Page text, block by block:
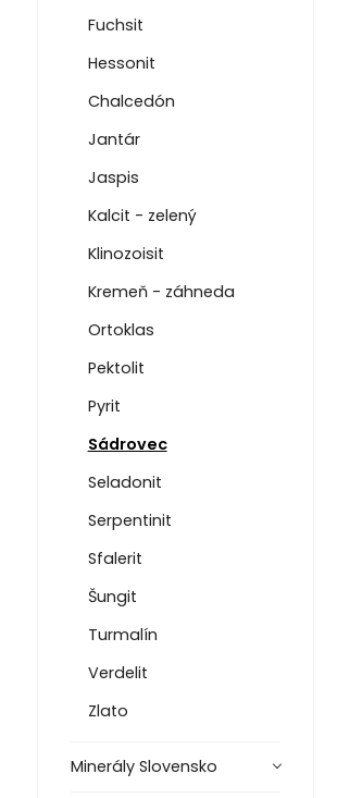
Fuchsit
Hessonit
Chalcedón
Jantár
Jaspis
Kalcit - zelený
Klinozoisit
Kremeň - záhneda
Ortoklas
Pektolit
Pyrit
Sádrovec
Seladonit
Serpentinit
Sfalerit
Šungit
Turmalín
Verdelit
Zlato
Minerály Slovensko